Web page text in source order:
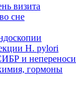
визита
сне
H. pylori
и
гормоны